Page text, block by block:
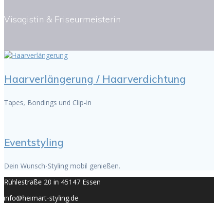
Visagistin & Friseurmeisterin
Haarverlängerung / Haarverdichtung
Tapes, Bondings und Clip-in
Eventstyling
Dein Wunsch-Styling mobil genießen.
Rühlestraße 20 in 45147 Essen
info@heimart-styling.de